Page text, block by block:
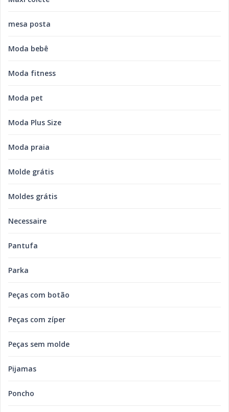
mesa posta
Moda bebê
Moda fitness
Moda pet
Moda Plus Size
Moda praia
Molde grátis
Moldes grátis
Necessaire
Pantufa
Parka
Peças com botão
Peças com zíper
Peças sem molde
Pijamas
Poncho